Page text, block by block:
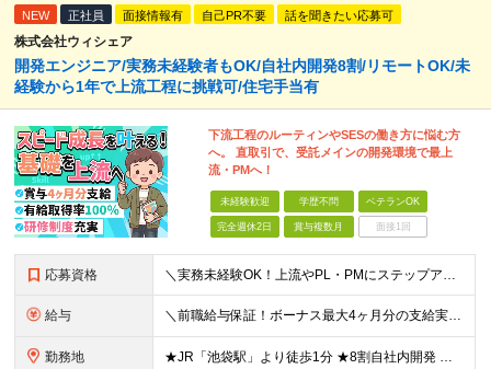
NEW 正社員 面接情報有 自己PR不要 話を聞きたい応募可
株式会社ウィシェア
開発エンジニア/実務未経験者もOK/自社内開発8割/リモートOK/未
経験から1年で上流工程に挑戦可/住宅手当有
下流工程のルーティンやSESの働き方に悩む方
へ。 直取引で、受託メインの開発環境で最上
流・PMへ！
未経験歓迎 学歴不問 ベテランOK
完全週休2日 賞与複数月 面接1回
応募資格 ＼実務未経験OK！上流やPL・PMにステップアップ可／ ☆20～30代若手エンジニア活躍中！ ◆学歴不問 ◆第二新卒OK ◆実務未経験OK └独学やスクール経験のみの方も大歓迎！ ＜こんな方にピッ
給与 ＼前職給与保証！ボーナス最大4ヶ月分の支給実績あり！／ ★賞与年2回、報奨金年1回支給！ ◆開発経験をお持ちの方 月給30万円～＋賞与年2回＋報奨金年1回＋各種手当 ◆実務未経験の方 月給24万円
勤務地 ★JR「池袋駅」より徒歩1分 ★8割自社内開発 ★転勤なし 本社／東京都豊島区西池袋3-30-4 K＆Hビル7F ※本社での受託開発がメインですが、SESとしてプロジェクト先（関東）にて勤務する場